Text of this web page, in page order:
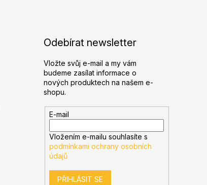
Odebírat newsletter
Vložte svůj e-mail a my vám
budeme zasílat informace o
nových produktech na našem e-
shopu.
E-mail
Vložením e-mailu souhlasíte s
podmínkami ochrany osobních
údajů
PŘIHLÁSIT SE